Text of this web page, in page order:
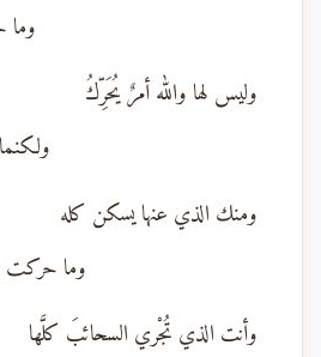
وليس لها والله أمرٌ يُحَرِّكُ
ومنك الذي عنها يسكن كله
وما
وأنت الذي تُجْري السحائبَ كلَّها